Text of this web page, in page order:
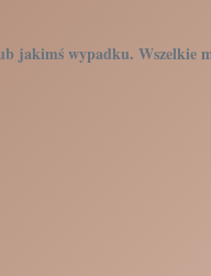
jakimś wypadku. Wszelkie